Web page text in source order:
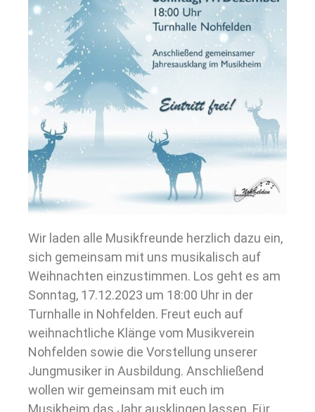
Wir laden alle Musikfreunde herzlich dazu ein,
sich gemeinsam mit uns musikalisch auf
Weihnachten einzustimmen. Los geht es am
Sonntag, 17.12.2023 um 18:00 Uhr in der
Turnhalle in Nohfelden. Freut euch auf
weihnachtliche Klänge vom Musikverein
Nohfelden sowie die Vorstellung unserer
Jungmusiker in Ausbildung. Anschließend
wollen wir gemeinsam mit euch im